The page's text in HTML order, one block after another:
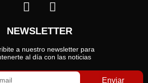
NEWSLETTER
a nuestro newsletter para
al día con las noticias
Enviar